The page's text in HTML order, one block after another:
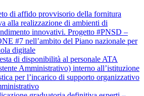
di affido provvisorio della fornitura
alla realizzazione di ambienti di
innovativi. Progetto #PNSD –
#7 nell’ambito del Piano nazionale per
digitale
di disponibilità al personale ATA
Amministrativo) interno all’istituzione
per l’incarico di supporto organizzativo